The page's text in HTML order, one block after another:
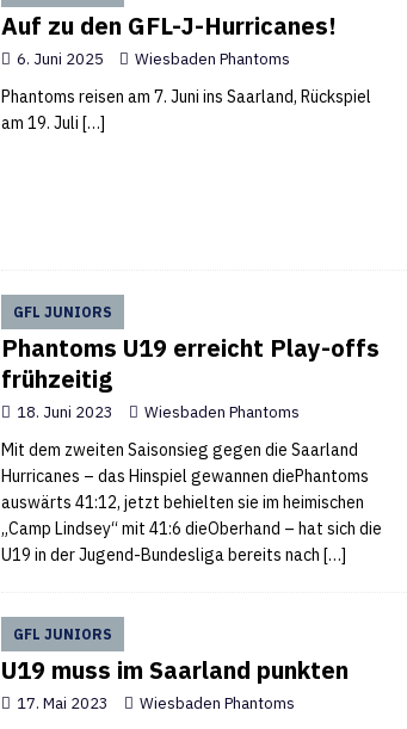
Auf zu den GFL-J-Hurricanes!
6. Juni 2025 Wiesbaden Phantoms
Phantoms reisen am 7. Juni ins Saarland, Rückspiel
am 19. Juli […]
GFL JUNIORS
Phantoms U19 erreicht Play-offs
frühzeitig
18. Juni 2023 Wiesbaden Phantoms
Mit dem zweiten Saisonsieg gegen die Saarland
Hurricanes – das Hinspiel gewannen diePhantoms
auswärts 41:12, jetzt behielten sie im heimischen
„Camp Lindsey“ mit 41:6 dieOberhand – hat sich die
U19 in der Jugend-Bundesliga bereits nach […]
GFL JUNIORS
U19 muss im Saarland punkten
17. Mai 2023 Wiesbaden Phantoms